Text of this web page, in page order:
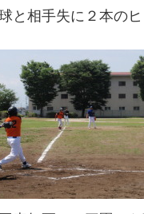
と相手失に２本の